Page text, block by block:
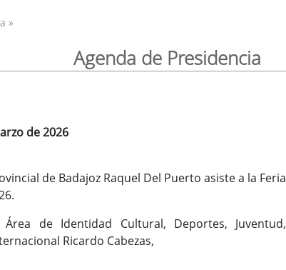
»
Agenda de Presidencia
de 2026
de Badajoz Raquel Del Puerto asiste a la Feria
de Identidad Cultural, Deportes, Juventud,
Ricardo Cabezas,